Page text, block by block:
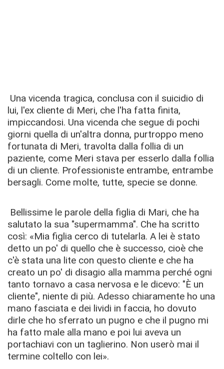
Una vicenda tragica, conclusa con il suicidio di
lui, l'ex cliente di Meri, che l'ha fatta finita,
impiccandosi. Una vicenda che segue di pochi
giorni quella di un'altra donna, purtroppo meno
fortunata di Meri, travolta dalla follia di un
paziente, come Meri stava per esserlo dalla follia
di un cliente. Professioniste entrambe, entrambe
bersagli. Come molte, tutte, specie se donne.
Bellissime le parole della figlia di Mari, che ha
salutato la sua "supermamma". Che ha scritto
così: «Mia figlia cerco di tutelarla. A lei è stato
detto un po' di quello che è successo, cioè che
c'è stata una lite con questo cliente e che ha
creato un po' di disagio alla mamma perché ogni
tanto tornavo a casa nervosa e le dicevo: "È un
cliente", niente di più. Adesso chiaramente ho una
mano fasciata e dei lividi in faccia, ho dovuto
dirle che ho sferrato un pugno e che il pugno mi
ha fatto male alla mano e poi lui aveva un
portachiavi con un taglierino. Non userò mai il
termine coltello con lei».